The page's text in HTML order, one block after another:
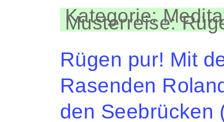
Kategorie:
Musterreise:
Rügen pur! Mit
Rasenden
den Seebrücken